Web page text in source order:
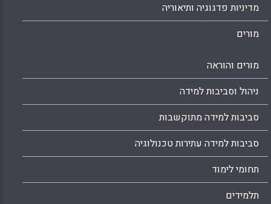
מדיניות פדגוגיה ותיאוריה
מורים
מורים והוראה
ניהול וסביבות למידה
סביבות למידה מתוקשבות
סביבות למידה עתירות טכנולוגיה
תחומי לימוד
תלמידים